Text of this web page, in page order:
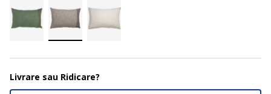
Livrare sau Ridicare?